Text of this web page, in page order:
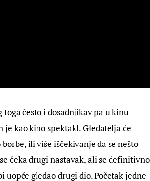
često i dosadnjikav pa u kinu
kao kino spektakl. Gledatelja će
ili više iščekivanje da se nešto
čeka drugi nastavak, ali se definitivno
gledao drugi dio. Početak jedne